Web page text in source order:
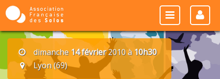
dimanche 14 février2010 à 10h30
Lyon (69)